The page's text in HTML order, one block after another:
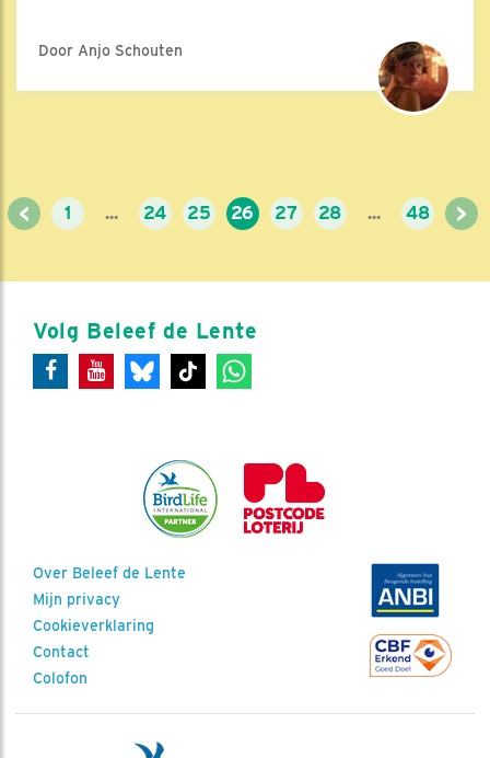
Door Anjo Schouten
< 1 ... 24 25 26 27 28 ... 48 >
Volg Beleef de Lente
Over Beleef de Lente
Mijn privacy
Cookieverklaring
Contact
Colofon